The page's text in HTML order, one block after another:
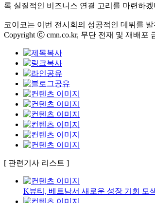
록 실질적인 비즈니스 연결 고리를 마련하겠
코이코는 이번 전시회의 성공적인 데뷔를
Copyright ⓒ cmn.co.kr, 무단 전재 및 재배포
[ 관련기사 리스트 ]
K뷰티, 베트남서 새로운 성장 기회 모